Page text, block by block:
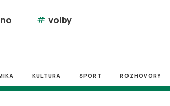
# volby
KULTURA SPORT ROZHOVORY